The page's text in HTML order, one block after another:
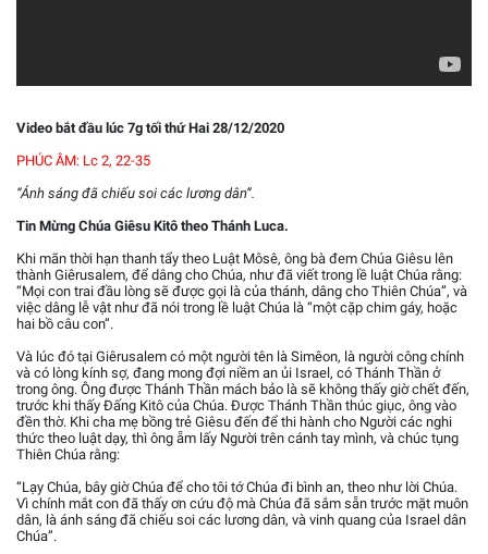
Video bắt đầu lúc 7g tối thứ Hai 28/12/2020
PHÚC ÂM: Lc 2, 22-35
“Ánh sáng đã chiếu soi các lương dân”.
Tin Mừng Chúa Giêsu Kitô theo Thánh Luca.
Khi mãn thời hạn thanh tẩy theo Luật Môsê, ông bà đem Chúa Giêsu lên
thành Giêrusalem, để dâng cho Chúa, như đã viết trong lề luật Chúa rằng:
“Mọi con trai đầu lòng sẽ được gọi là của thánh, dâng cho Thiên Chúa”, và
việc dâng lễ vật như đã nói trong lề luật Chúa là “một cặp chim gáy, hoặc
hai bồ câu con”.
Và lúc đó tại Giêrusalem có một người tên là Simêon, là người công chính
và có lòng kính sợ, đang mong đợi niềm an ủi Israel, có Thánh Thần ở
trong ông. Ông được Thánh Thần mách bảo là sẽ không thấy giờ chết đến,
trước khi thấy Đấng Kitô của Chúa. Được Thánh Thần thúc giục, ông vào
đền thờ. Khi cha mẹ bồng trẻ Giêsu đến để thi hành cho Người các nghi
thức theo luật dạy, thì ông ẵm lấy Người trên cánh tay mình, và chúc tụng
Thiên Chúa rằng:
“Lạy Chúa, bây giờ Chúa để cho tôi tớ Chúa đi bình an, theo như lời Chúa.
Vì chính mắt con đã thấy ơn cứu độ mà Chúa đã sắm sẵn trước mặt muôn
dân, là ánh sáng đã chiếu soi các lương dân, và vinh quang của Israel dân
Chúa”.